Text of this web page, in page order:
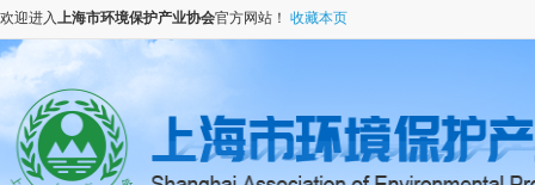
欢迎进入上海市环境保护产业协会官方网站！ 收藏本页